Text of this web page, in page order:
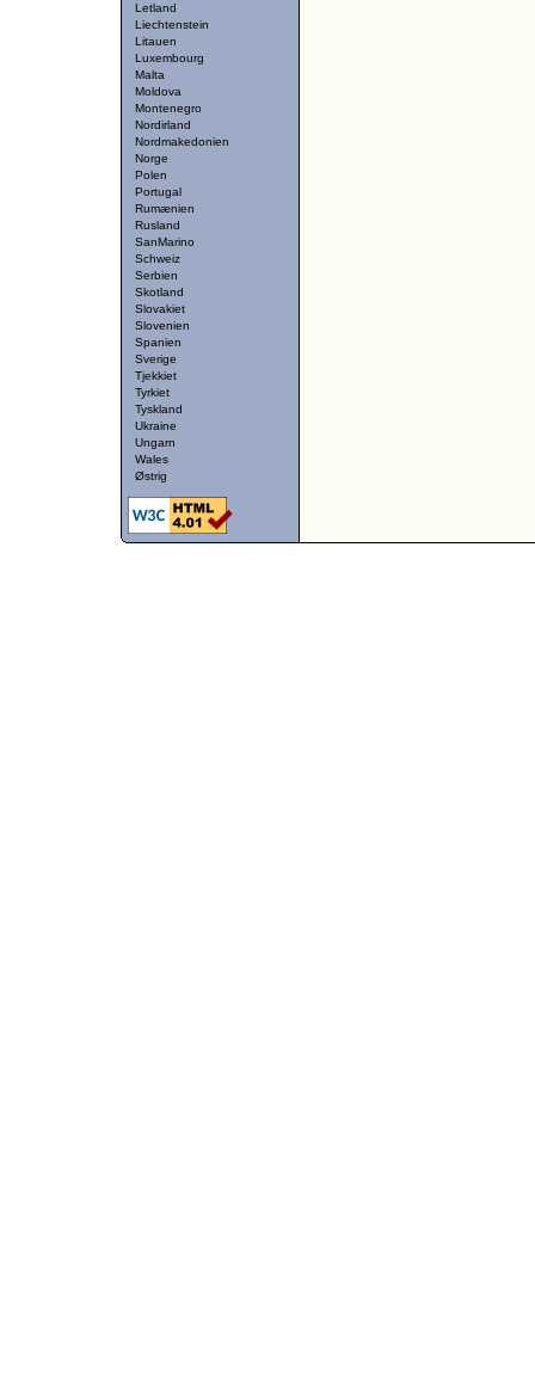
Letland
Liechtenstein
Litauen
Luxembourg
Malta
Moldova
Montenegro
Nordirland
Nordmakedonien
Norge
Polen
Portugal
Rumænien
Rusland
SanMarino
Schweiz
Serbien
Skotland
Slovakiet
Slovenien
Spanien
Sverige
Tjekkiet
Tyrkiet
Tyskland
Ukraine
Ungarn
Wales
Østrig